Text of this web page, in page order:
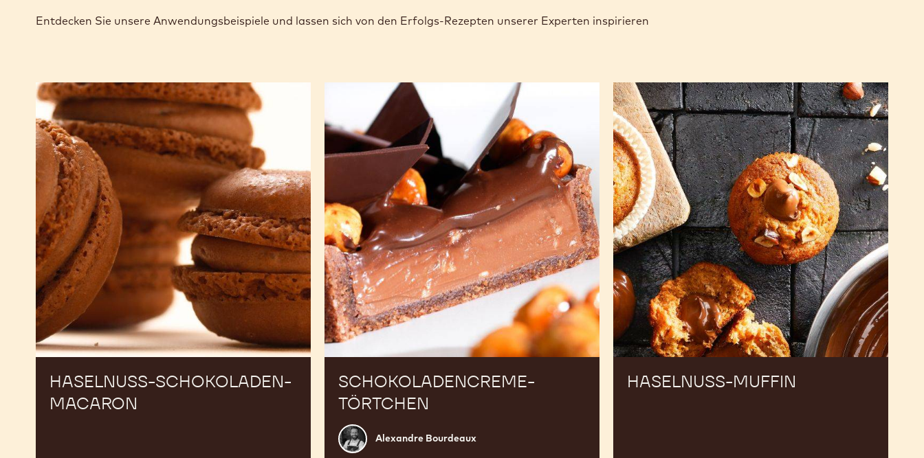
Entdecken Sie unsere Anwendungsbeispiele und lassen sich von den Erfolgs-Rezepten unserer Experten inspirieren
HASELNUSS-SCHOKOLADEN-
MACARON
Haselnuss-
Schokoladen-
Macaron
SCHOKOLADENCREME-
TÖRTCHEN
Alexandre
Bourdeaux
Alexandre Bourdeaux
Schokoladencreme-
HASELNUSS-MUFFIN
Haselnuss-
muffin